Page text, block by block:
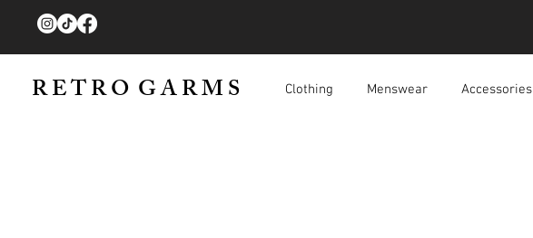
R E T R O G A R M S Clothing Menswear Accessories